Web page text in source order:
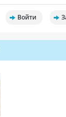
Войти